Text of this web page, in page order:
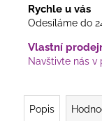
Rychle u vás
Odesíláme do
Vlastní
Navštivte nás v
Popis